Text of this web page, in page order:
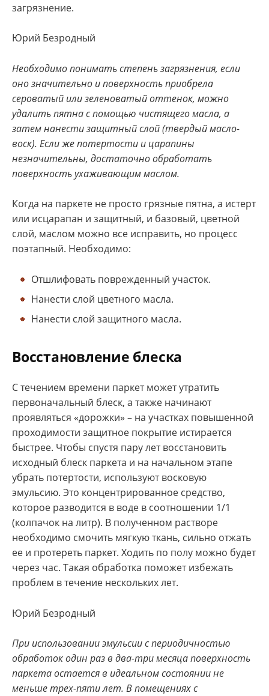
загрязнение.
Юрий Безродный
Необходимо понимать степень загрязнения, если
оно значительно и поверхность приобрела
сероватый или зеленоватый оттенок, можно
удалить пятна с помощью чистящего масла, а
затем нанести защитный слой (твердый масло-
воск). Если же потертости и царапины
незначительны, достаточно обработать
поверхность ухаживающим маслом.
Когда на паркете не просто грязные пятна, а истерт
или исцарапан и защитный, и базовый, цветной
слой, маслом можно все исправить, но процесс
поэтапный. Необходимо:
Отшлифовать поврежденный участок.
Нанести слой цветного масла.
Нанести слой защитного масла.
Восстановление блеска
С течением времени паркет может утратить
первоначальный блеск, а также начинают
проявляться «дорожки» – на участках повышенной
проходимости защитное покрытие истирается
быстрее. Чтобы спустя пару лет восстановить
исходный блеск паркета и на начальном этапе
убрать потертости, используют восковую
эмульсию. Это концентрированное средство,
которое разводится в воде в соотношении 1/1
(колпачок на литр). В полученном растворе
необходимо смочить мягкую ткань, сильно отжать
ее и протереть паркет. Ходить по полу можно будет
через час. Такая обработка поможет избежать
проблем в течение нескольких лет.
Юрий Безродный
При использовании эмульсии с периодичностью
обработок один раз в два-три месяца поверхность
паркета остается в идеальном состоянии не
меньше трех-пяти лет. В помещениях с